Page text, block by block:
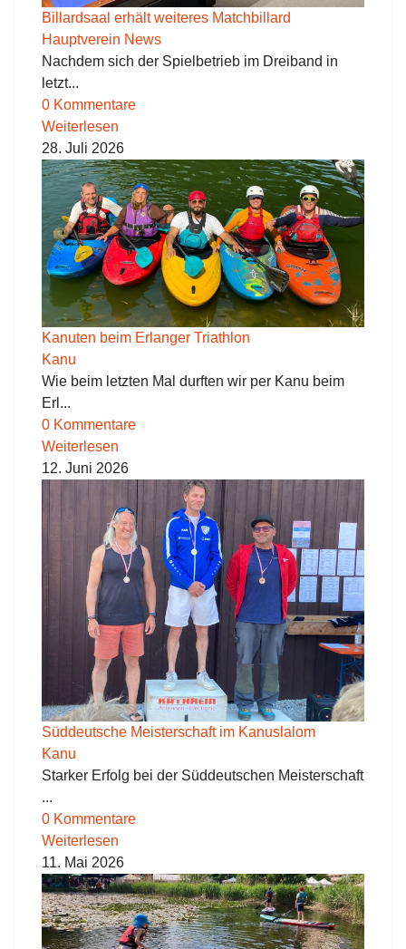
Billardsaal erhält weiteres Matchbillard
Hauptverein News
Nachdem sich der Spielbetrieb im Dreiband in
letzt...
0 Kommentare
Weiterlesen
28. Juli 2026
Kanuten beim Erlanger Triathlon
Kanu
Wie beim letzten Mal durften wir per Kanu beim
Erl...
0 Kommentare
Weiterlesen
12. Juni 2026
Süddeutsche Meisterschaft im Kanuslalom
Kanu
Starker Erfolg bei der Süddeutschen Meisterschaft
...
0 Kommentare
Weiterlesen
11. Mai 2026